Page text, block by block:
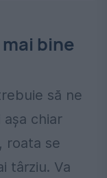
bine
să ne
așa chiar
roata se
târziu. Va